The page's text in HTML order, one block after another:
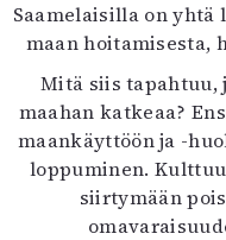
Saamelaisilla on yhtä
maan hoitamisesta,
Mitä siis tapahtuu,
maahan katkeaa?
maankäyttöön ja -
loppuminen.
siirtymään